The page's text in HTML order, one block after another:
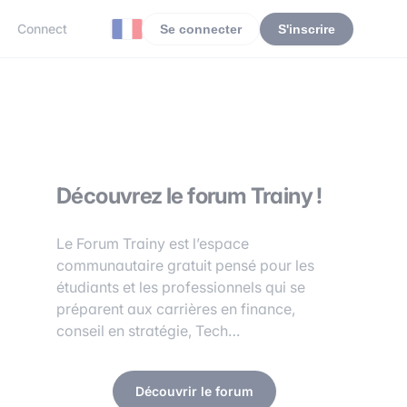
Connect Se connecter S'inscrire
Découvrez le forum Trainy !
Le Forum Trainy est l’espace
communautaire gratuit pensé pour les
étudiants et les professionnels qui se
préparent aux carrières en finance,
conseil en stratégie, Tech…
Découvrir le forum